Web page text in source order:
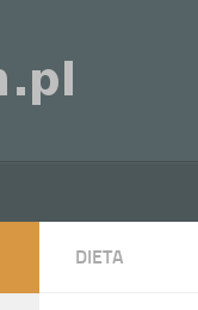
DIETA